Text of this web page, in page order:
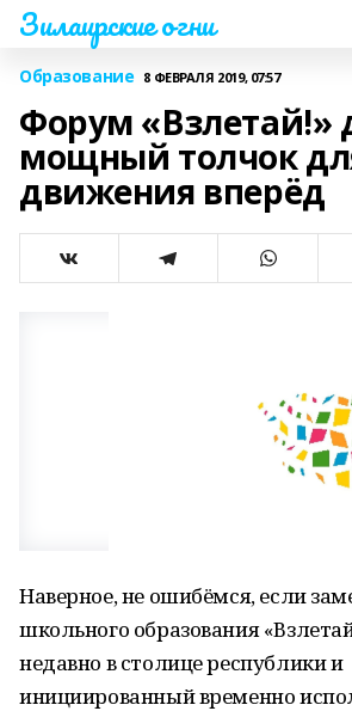
Зилаирские огни
Образование 8 ФЕВРАЛЯ 2019, 07:57
Форум «Взлетай!»
мощный толчок
движения вперёд
Наверное, не ошибёмся, если
школьного образования
недавно в столице республики и
инициированный временно